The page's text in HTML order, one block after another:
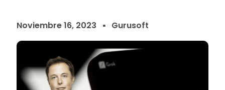
Noviembre 16, 2023 Gurusoft